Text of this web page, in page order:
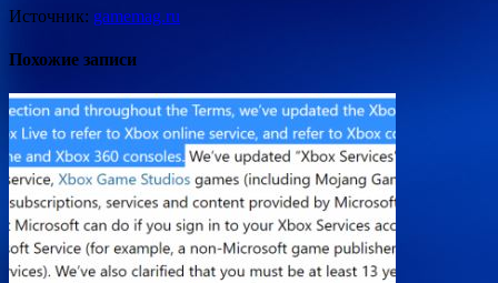
Источник: gamemag.ru
Похожие записи